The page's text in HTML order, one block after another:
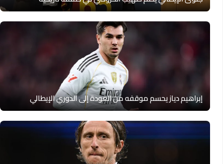
إبراهيم دياز يحسم موقفه من العودة إلى الدوري الإيطالي